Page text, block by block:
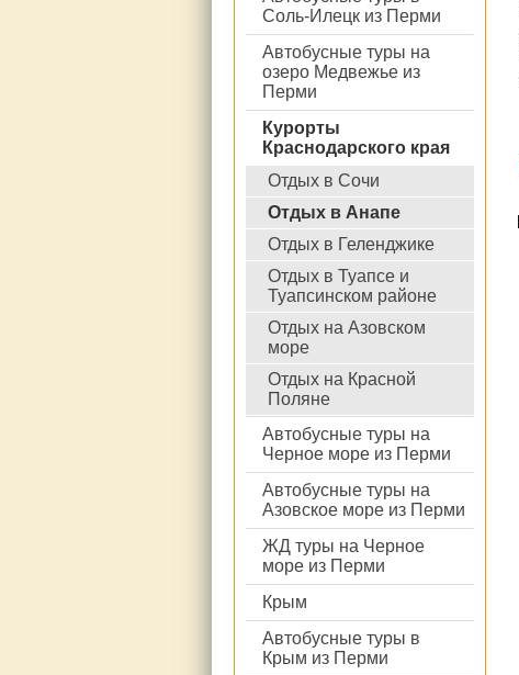
Соль-Илецк из Перми
Автобусные туры на
озеро Медвежье из
Перми
Курорты
Краснодарского края
Отдых в Сочи
Отдых в Анапе
Отдых в Геленджике
Отдых в Туапсе и
Туапсинском районе
Отдых на Азовском
море
Отдых на Красной
Поляне
Автобусные туры на
Черное море из Перми
Автобусные туры на
Азовское море из Перми
ЖД туры на Черное
море из Перми
Крым
Автобусные туры в
Крым из Перми